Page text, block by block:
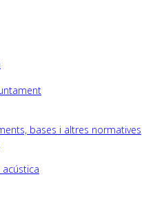
bases i altres normatives